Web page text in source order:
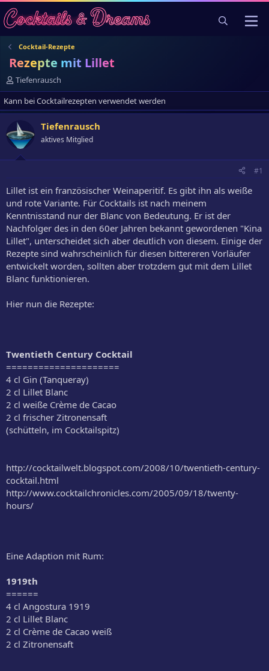
Cocktail-Rezepte
Rezepte mit Lillet
E
r
s
t
e
l
l
e
Tiefenrausch
Kann bei Cocktailrezepten verwendet werden
Tiefenrausch
aktives Mitglied
#1
Lillet ist ein französischer Weinaperitif. Es gibt ihn als weiße
und rote Variante. Für Cocktails ist nach meinem
Kenntnisstand nur der Blanc von Bedeutung. Er ist der
Nachfolger des in den 60er Jahren bekannt gewordenen "Kina
Lillet", unterscheidet sich aber deutlich von diesem. Einige der
Rezepte sind wahrscheinlich für diesen bittereren Vorläufer
entwickelt worden, sollten aber trotzdem gut mit dem Lillet
Blanc funktionieren.
Hier nun die Rezepte:
Twentieth Century Cocktail
=====================
4 cl Gin (Tanqueray)
2 cl Lillet Blanc
2 cl weiße Crème de Cacao
2 cl frischer Zitronensaft
(schütteln, im Cocktailspitz)
http://cocktailwelt.blogspot.com/2008/10/twentieth-century-
cocktail.html
http://www.cocktailchronicles.com/2005/09/18/twenty-
hours/
Eine Adaption mit Rum:
1919th
======
4 cl Angostura 1919
2 cl Lillet Blanc
2 cl Crème de Cacao weiß
2 cl Zitronensaft